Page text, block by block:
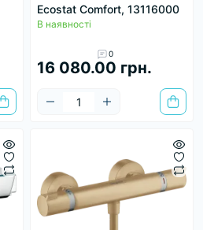
Ecostat Comfort, 13116000
В наявності
0
16 080.00 грн.